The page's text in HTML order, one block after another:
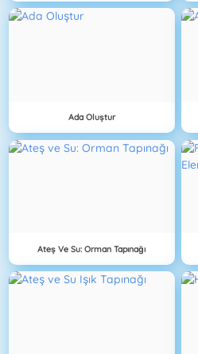
Ada Oluştur
Ateş Ve Su: Orman Tapınağı